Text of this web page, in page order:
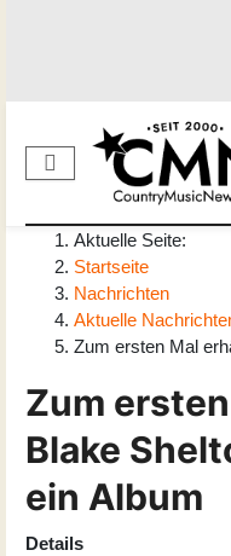
Aktuelle Seite:
Startseite
Nachrichten
Aktuelle
Zum ersten Mal
Zum
Blake
ein Album
Details